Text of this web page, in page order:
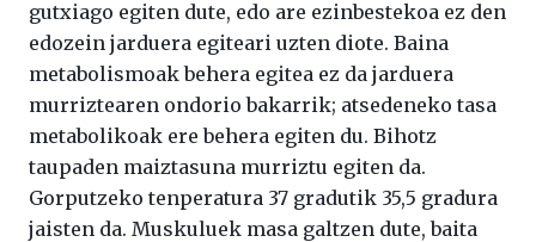
gutxiago egiten dute, edo are ezinbestekoa ez den
edozein jarduera egiteari uzten diote. Baina
metabolismoak behera egitea ez da jarduera
murriztearen ondorio bakarrik; atsedeneko tasa
metabolikoak ere behera egiten du. Bihotz
taupaden maiztasuna murriztu egiten da.
Gorputzeko tenperatura 37 gradutik 35,5 gradura
jaisten da. Muskuluek masa galtzen dute, baita